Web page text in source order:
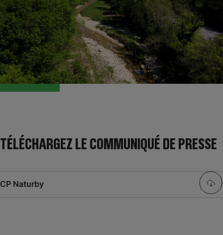
TÉLÉCHARGEZ LE COMMUNIQUÉ DE PRESSE
CP Naturby